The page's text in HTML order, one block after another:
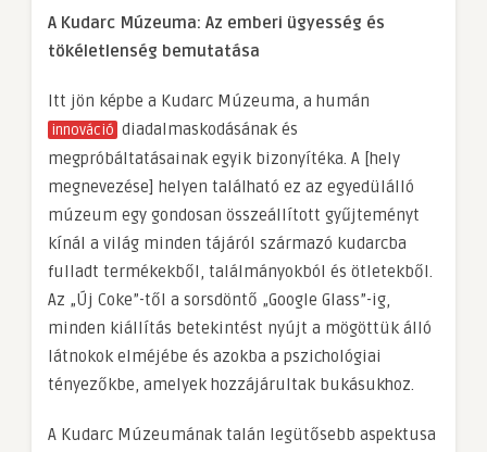
A Kudarc Múzeuma: Az emberi ügyesség és
tökéletlenség bemutatása
Itt jön képbe a Kudarc Múzeuma, a humán
innováció diadalmaskodásának és
megpróbáltatásainak egyik bizonyítéka. A [hely
megnevezése] helyen található ez az egyedülálló
múzeum egy gondosan összeállított gyűjteményt
kínál a világ minden tájáról származó kudarcba
fulladt termékekből, találmányokból és ötletekből.
Az „Új Coke”-től a sorsdöntő „Google Glass”-ig,
minden kiállítás betekintést nyújt a mögöttük álló
látnokok elméjébe és azokba a pszichológiai
tényezőkbe, amelyek hozzájárultak bukásukhoz.
A Kudarc Múzeumának talán legütősebb aspektusa